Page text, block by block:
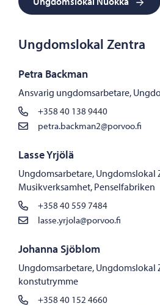
Ungdomslokal Zentra
Petra Backman
Ansvarig ungdomsarbetare,
+358 40 138 9440
petra.backman2@porvoo.fi
Lasse Yrjölä
Ungdomsarbetare, Ungdomslokal
Musikverksamhet, Penselfabriken
+358 40 559 7484
lasse.yrjola@porvoo.fi
Johanna Sjöblom
Ungdomsarbetare, Ungdomslokal
konstutrymme
+358 40 152 4660